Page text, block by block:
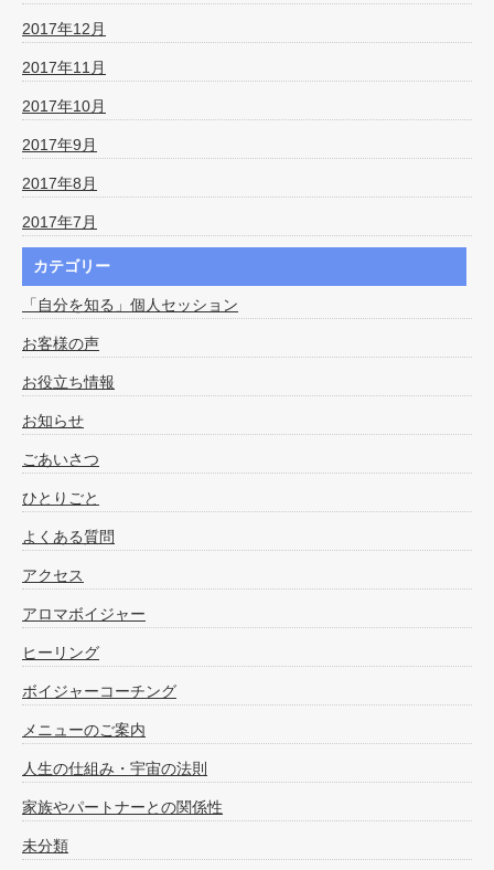
2017年12月
2017年11月
2017年10月
2017年9月
2017年8月
2017年7月
カテゴリー
「自分を知る」個人セッション
お客様の声
お役立ち情報
お知らせ
ごあいさつ
ひとりごと
よくある質問
アクセス
アロマボイジャー
ヒーリング
ボイジャーコーチング
メニューのご案内
人生の仕組み・宇宙の法則
家族やパートナーとの関係性
未分類